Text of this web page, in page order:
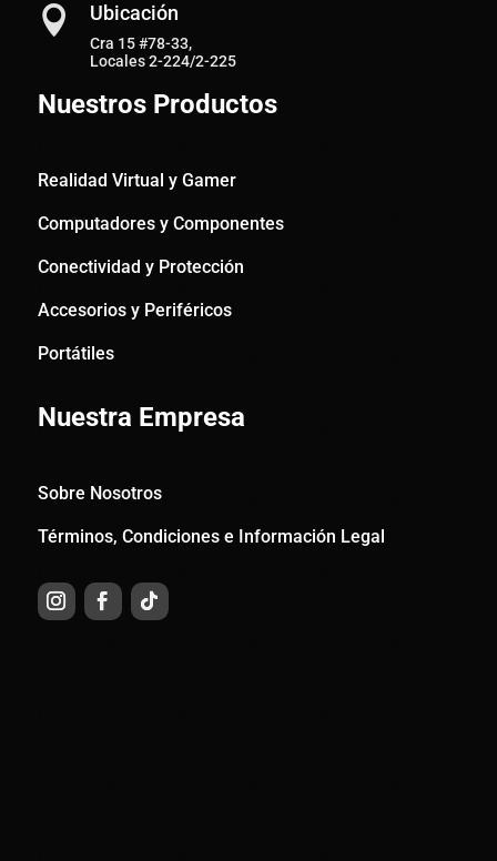
 Ubicación
Cra 15 #78-33,
Locales 2-224/2-225
Nuestros Productos
Realidad Virtual y Gamer
Computadores y Componentes
Conectividad y Protección
Accesorios y Periféricos
Portátiles
Nuestra Empresa
Sobre Nosotros
Términos, Condiciones e Información Legal